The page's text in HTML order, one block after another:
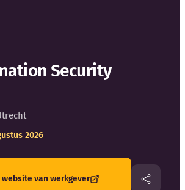
Security
2026
van werkgever